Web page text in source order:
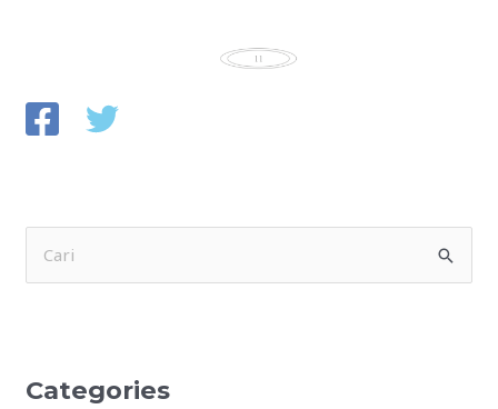
c
Categories